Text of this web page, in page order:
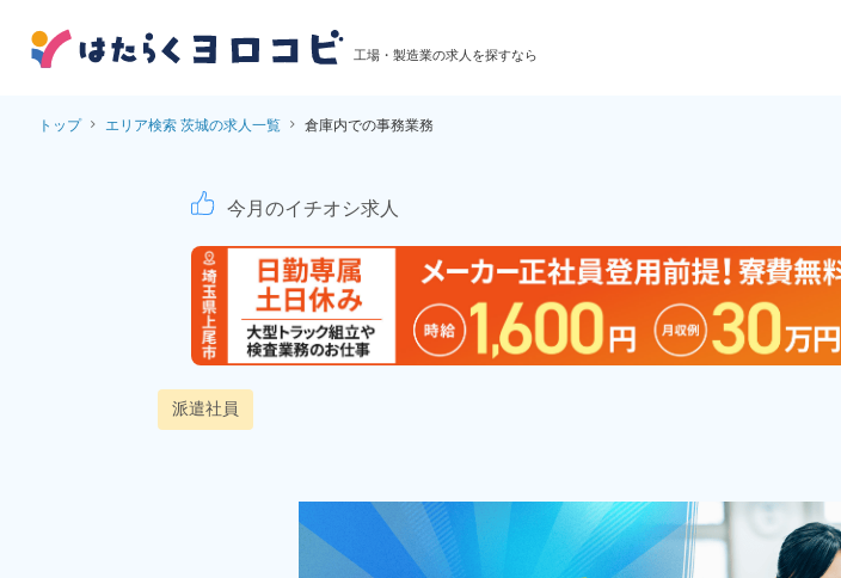
工場・製造業の求人を探すなら
トップ エリア検索 茨城の求人一覧 倉庫内での事務業務
倉庫内での事務業務！月収例22万円
今月のイチオシ求人
派遣社員
派遣社員
お仕事No.
01
飲料製品の
験・初心者
格安食堂利用
備！《栃木県
勤務地
勤務時間
雇用形態